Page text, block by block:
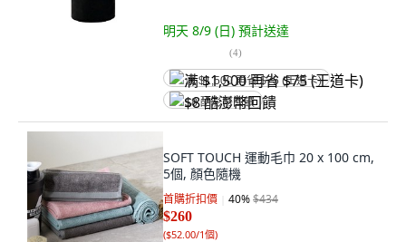
明天 8/9 (日) 預計送達
(4)
满 $1,500 再省 $75 (王道卡)
$8 酷澎幣回饋
SOFT TOUCH 運動毛巾 20 x 100 cm,
5個, 顏色隨機
首購折扣價 40%$434
$260
($52.00/1個)